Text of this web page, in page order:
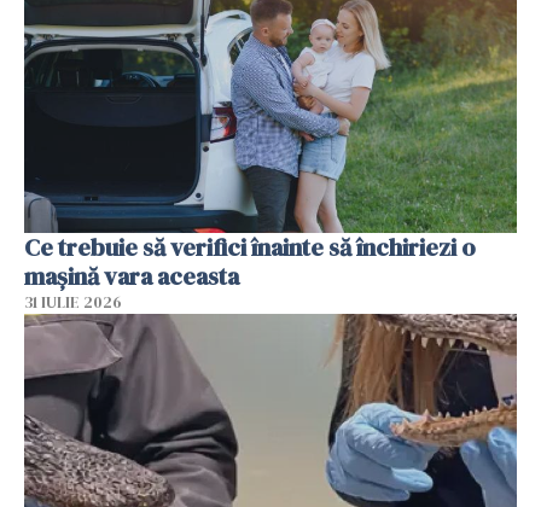
Ce trebuie să verifici înainte să închiriezi o
mașină vara aceasta
31 IULIE 2026